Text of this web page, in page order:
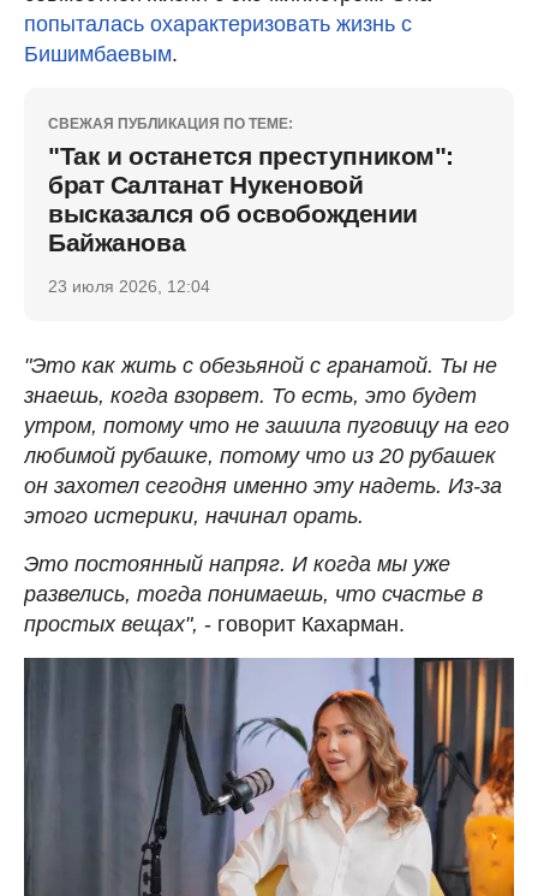
попыталась охарактеризовать жизнь с
Бишимбаевым.
СВЕЖАЯ ПУБЛИКАЦИЯ ПО ТЕМЕ:
"Так и останется преступником":
брат Салтанат Нукеновой
высказался об освобождении
Байжанова
23 июля 2026, 12:04
"Это как жить с обезьяной с гранатой. Ты не
знаешь, когда взорвет. То есть, это будет
утром, потому что не зашила пуговицу на его
любимой рубашке, потому что из 20 рубашек
он захотел сегодня именно эту надеть. Из-за
этого истерики, начинал орать.
Это постоянный напряг. И когда мы уже
развелись, тогда понимаешь, что счастье в
простых вещах", - говорит Кахарман.